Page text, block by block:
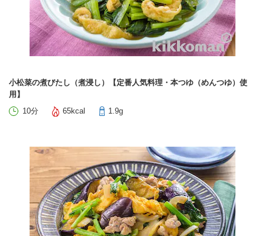
小松菜の煮びたし（煮浸し）【定番人気料理・本つゆ（めんつゆ）使
用】
10分
65kcal 1.9g